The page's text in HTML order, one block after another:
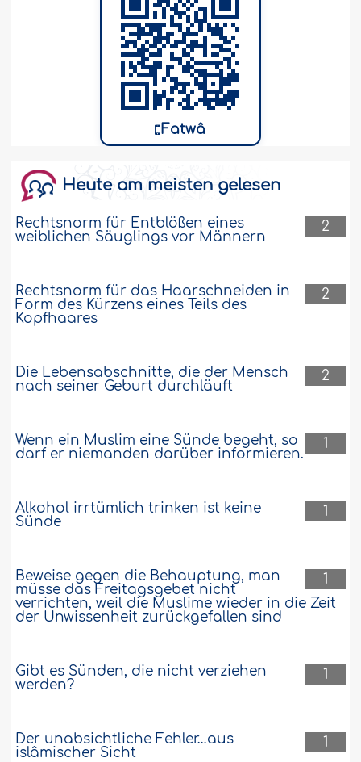
Fatwâ
Heute am meisten gelesen
2
Rechtsnorm für Entblößen eines
weiblichen Säuglings vor Männern
2
Rechtsnorm für das Haarschneiden in
Form des Kürzens eines Teils des
Kopfhaares
2
Die Lebensabschnitte, die der Mensch
nach seiner Geburt durchläuft
1
Wenn ein Muslim eine Sünde begeht, so
darf er niemanden darüber informieren.
1
Alkohol irrtümlich trinken ist keine
Sünde
1
Beweise gegen die Behauptung, man
müsse das Freitagsgebet nicht
verrichten, weil die Muslime wieder in die Zeit
der Unwissenheit zurückgefallen sind
1
Gibt es Sünden, die nicht verziehen
werden?
1
Der unabsichtliche Fehler…aus
islâmischer Sicht